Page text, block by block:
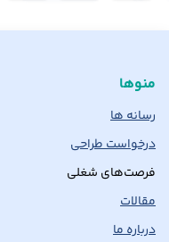
منوها
رسانه ها
درخواست طراحی
فرصت‌های شغلی
مقالات
درباره ما